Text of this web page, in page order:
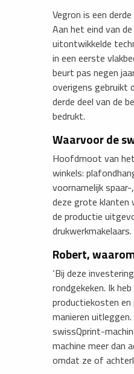
Vegron is een
Aan het eind van
uitontwikkelde
in een eerste
beurt pas negen
overigens gebruikt
derde deel van de
bedrukt.
Waarvoor de
Hoofdmoot van
winkels:
voornamelijk
deze grote klanten
de productie
drukwerkmakelaars.
Robert,
‘Bij deze
rondgekeken. Ik
productiekosten
manieren
swissQprint-
machine meer dan
omdat ze of